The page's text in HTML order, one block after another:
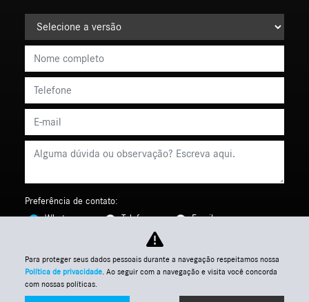
Preferência de contato:
Whatsapp
Telefone Email
Política de Termos de Uso e de Privacidade.
Enviar
Para proteger seus dados pessoais durante a navegação respeitamos nossa
Política de privacidade . Ao seguir com a navegação e visita você concorda
com nossas políticas.